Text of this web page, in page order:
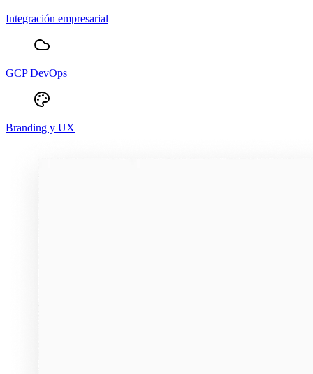
Integración empresarial
GCP DevOps
Branding y UX